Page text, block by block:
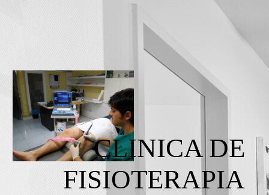
CLINICA DE
FISIOTERAPIA